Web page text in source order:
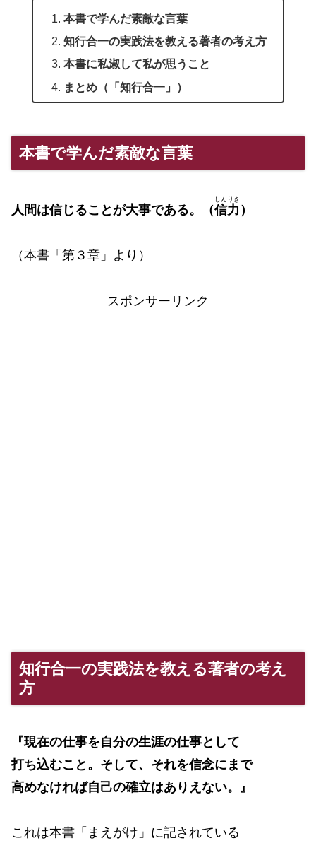
本書で学んだ素敵な言葉
知行合一の実践法を教える著者の考え方
本書に私淑して私が思うこと
まとめ（「知行合一」）
本書で学んだ素敵な言葉
人間は信じることが大事である。（信力
しんりき
）
（本書「第３章」より）
スポンサーリンク
知行合一の実践法を教える著者の考え
方
『現在の仕事を自分の生涯の仕事として
打ち込むこと。そして、それを信念にまで
高めなければ自己の確立はありえない。』
これは本書「まえがけ」に記されている